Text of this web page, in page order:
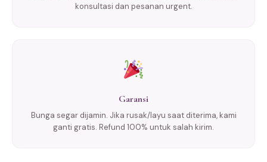
konsultasi dan pesanan urgent.
Garansi
Bunga segar dijamin. Jika rusak/layu saat diterima, kami
ganti gratis. Refund 100% untuk salah kirim.